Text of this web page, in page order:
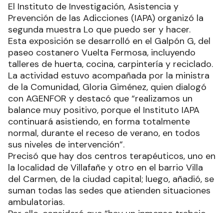
El Instituto de Investigación, Asistencia y
Prevención de las Adicciones (IAPA) organizó la
segunda muestra Lo que puedo ser y hacer.
Esta exposición se desarrolló en el Galpón G, del
paseo costanero Vuelta Fermosa, incluyendo
talleres de huerta, cocina, carpintería y reciclado.
La actividad estuvo acompañada por la ministra
de la Comunidad, Gloria Giménez, quien dialogó
con AGENFOR y destacó que “realizamos un
balance muy positivo, porque el Instituto IAPA
continuará asistiendo, en forma totalmente
normal, durante el receso de verano, en todos
sus niveles de intervención”.
Precisó que hay dos centros terapéuticos, uno en
la localidad de Villafañe y otro en el barrio Villa
del Carmen, de la ciudad capital; luego, añadió, se
suman todas las sedes que atienden situaciones
ambulatorias.